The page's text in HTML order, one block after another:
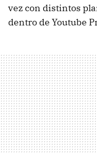
vez con distintos
dentro de Youtube